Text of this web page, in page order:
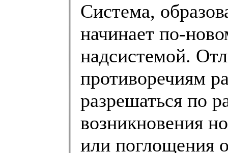
Система,
начинает по-
надсистемой.
противоречиям
разрешаться по
возникновения
или поглощения